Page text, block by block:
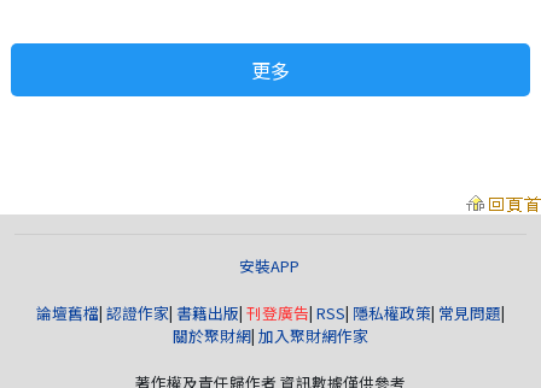
更多
安裝APP
論壇舊檔| 認證作家| 書籍出版| 刊登廣告| RSS| 隱私權政策| 常見問題|
關於聚財網| 加入聚財網作家
著作權及責任歸作者 資訊數據僅供參考